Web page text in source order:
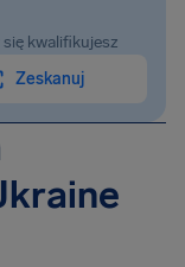
kwalifikujesz
Zeskanuj